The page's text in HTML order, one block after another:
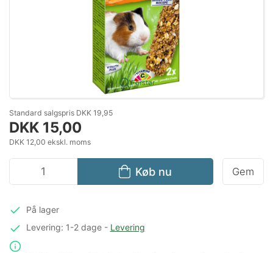
Forstør
Standard salgspris DKK 19,95
DKK 15,00
DKK 12,00 ekskl. moms
Køb nu Gem
På lager
Levering: 1-2 dage- Levering